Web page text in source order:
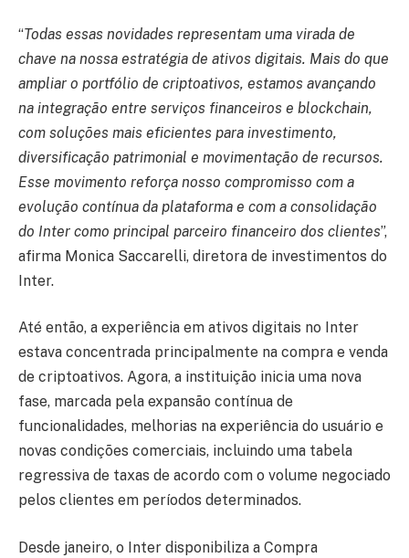
“Todas essas novidades representam uma virada de
chave na nossa estratégia de ativos digitais. Mais do que
ampliar o portfólio de criptoativos, estamos avançando
na integração entre serviços financeiros e blockchain,
com soluções mais eficientes para investimento,
diversificação patrimonial e movimentação de recursos.
Esse movimento reforça nosso compromisso com a
evolução contínua da plataforma e com a consolidação
do Inter como principal parceiro financeiro dos clientes”,
afirma Monica Saccarelli, diretora de investimentos do
Inter.
Até então, a experiência em ativos digitais no Inter
estava concentrada principalmente na compra e venda
de criptoativos. Agora, a instituição inicia uma nova
fase, marcada pela expansão contínua de
funcionalidades, melhorias na experiência do usuário e
novas condições comerciais, incluindo uma tabela
regressiva de taxas de acordo com o volume negociado
pelos clientes em períodos determinados.
Desde janeiro, o Inter disponibiliza a Compra